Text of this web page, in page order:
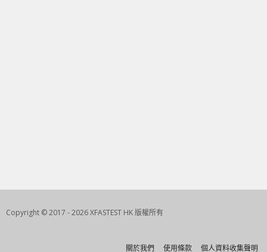
Copyright © 2017 - 2026 XFASTEST HK 版權所有
關於我們 使用條款 個人資料收集聲明